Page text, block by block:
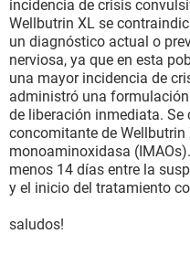
incidencia de crisis
Wellbutrin XL se
un diagnóstico actual o
nerviosa, ya que en esta
una mayor incidencia de
administró una
de liberación inmediata.
concomitante de
monoaminoxidasa
menos 14 días entre la
y el inicio del tratamiento
saludos!